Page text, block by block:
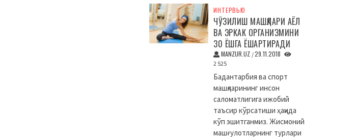
ИНТЕРВЬЮ
ЧЎЗИЛИШ МАШҚЛАРИ АЁЛ
ВА ЭРКАК ОРГАНИЗМИНИ
30 ЁШГА ЁШАРТИРАДИ
MANZUR.UZ /29.11.2018
2 525
Бадантарбия ва спорт
машқларининг инсон
саломатлигига ижобий
таъсир кўрсатиши ҳақида
кўп эшитганмиз. Жисмоний
машғулотларнинг турлари